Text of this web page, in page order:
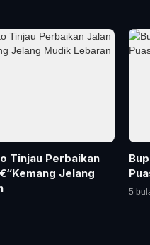
Tinjau Perbaikan
Jelang
5